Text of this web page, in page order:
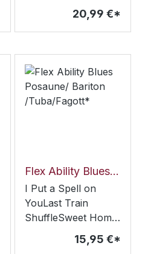
Bouffil)Duo (C.P.E.
Bach)Variazioni über
Maman (F.A.
Hoffmeister)Duo
(B.H. Crusell)
Bläserklasse Serie-
zum frühzeitigen
Üben des
20,99 €*
Flex Ability Blues Posaune/ Bariton /Tuba/Fagott*
I Put a Spell on
YouLast Train
ShuffleSweet Home
ChicagoWater
ManEmpty Ballroom
15,95 €*